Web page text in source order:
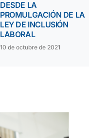
DESDE LA
PROMULGACIÓN DE LA
LEY DE INCLUSIÓN
LABORAL
10 de octubre de 2021